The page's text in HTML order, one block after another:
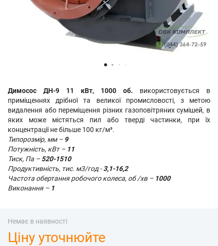
Димосос ДН-9 11 кВт, 1000 об. використовується в
приміщеннях дрібної та великої промисловості, з метою
видалення або переміщення різних газоповітряних сумішей, в
яких може містяться пил або тверді частинки, при їх
концентрації не більше 100 кг/м³.
Типорозмір, мм – 9
Потужність, кВт – 11
Тиск, Па –520-1510
Продуктивність, тис. м3/год -3,1-16,2
Частота обертання робочого колеса, об /хв – 1000
Виконання – 1
Немає в наявності
Ціну уточнюйте